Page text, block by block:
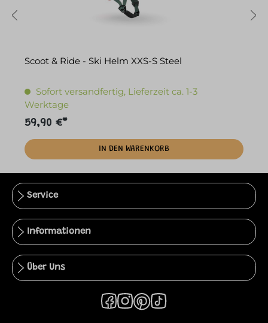
Scoot & Ride - Ski Helm XXS-S Steel
Sofort versandfertig, Lieferzeit ca. 1-3
Werktage
59,90 €*
IN DEN WARENKORB
Service
Informationen
Über Uns